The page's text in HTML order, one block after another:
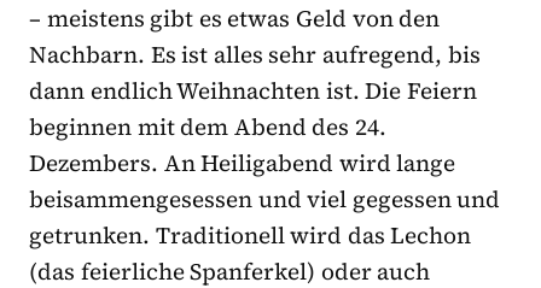
– meistens gibt es etwas Geld von den
Nachbarn. Es ist alles sehr aufregend, bis
dann endlich Weihnachten ist. Die Feiern
beginnen mit dem Abend des 24.
Dezembers. An Heiligabend wird lange
beisammengesessen und viel gegessen und
getrunken. Traditionell wird das Lechon
(das feierliche Spanferkel) oder auch